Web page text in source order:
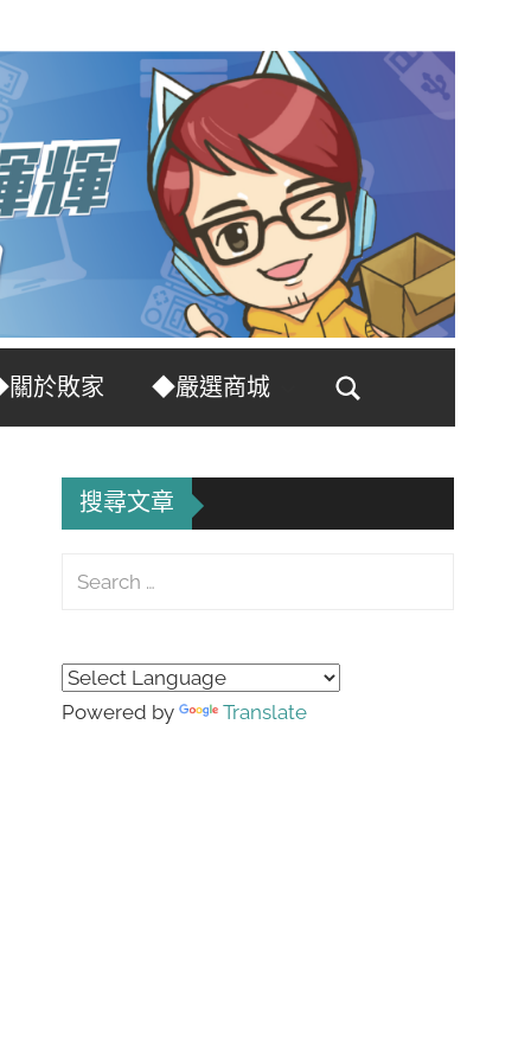
於敗家
◆嚴選商城
Search
搜尋文章
Search
Powered by Translate